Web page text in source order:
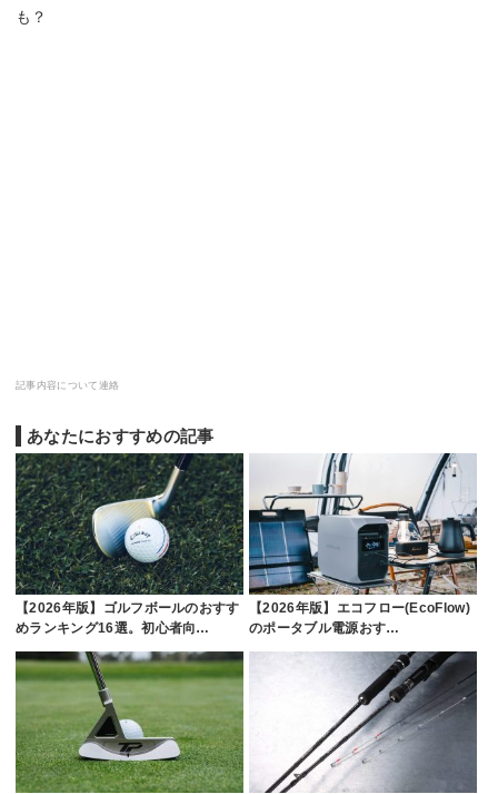
も？
記事内容について連絡
あなたにおすすめの記事
【2026年版】ゴルフボールのおすす
めランキング16選。初心者向…
【2026年版】エコフロー(EcoFlow)
のポータブル電源おす…